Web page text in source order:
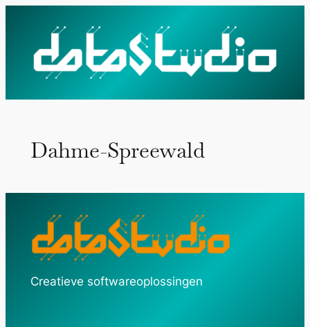
inhoud
Dahme-Spreewald
Creatieve softwareoplossingen